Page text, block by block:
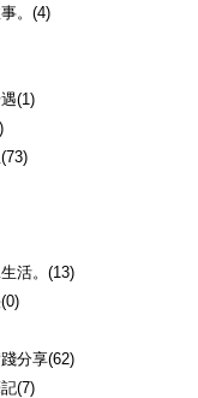
。(4)
(1)
活。(13)
分享(62)
(7)